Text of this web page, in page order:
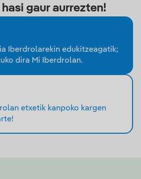
gaur aurrezten!
etxetik kanpoko kargen
Iberdrolarekin edukitzeagatik;
dira Mi Iberdrolan.